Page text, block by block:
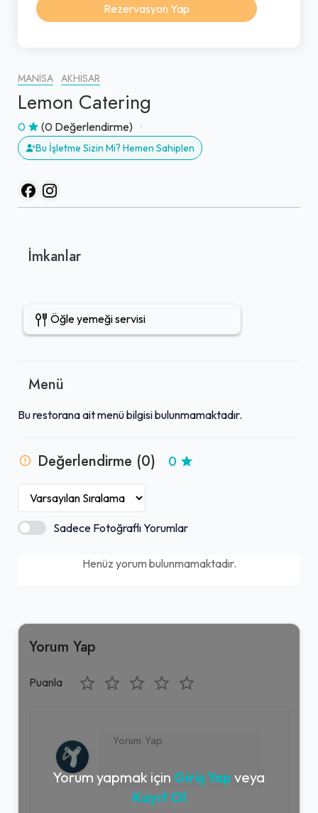
MANISA AKHISAR
Lemon Catering
0 (0 Değerlendirme)
Bu İşletme Sizin Mi? Hemen Sahiplen
İmkanlar
Öğle yemeği servisi
Menü
Bu restorana ait menü bilgisi bulunmamaktadır.
Değerlendirme (0) 0
Sadece Fotoğraflı Yorumlar
Henüz yorum bulunmamaktadır.
Yorum Yap
Puanla
Yorum yapmak için Giriş Yap veya
Kayıt Ol
Rezervasyon Yap